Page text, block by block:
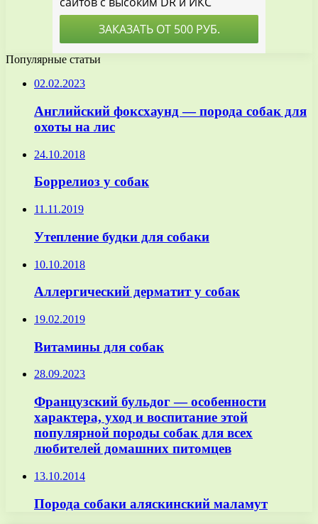
Популярные статьи
02.02.2023
Английский фоксхаунд — порода собак для
охоты на лис
24.10.2018
Боррелиоз у собак
11.11.2019
Утепление будки для собаки
10.10.2018
Аллергический дерматит у собак
19.02.2019
Витамины для собак
28.09.2023
Французский бульдог — особенности
характера, уход и воспитание этой
популярной породы собак для всех
любителей домашних питомцев
13.10.2014
Порода собаки аляскинский маламут